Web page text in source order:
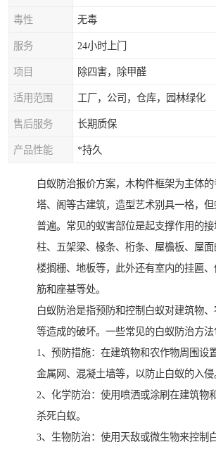
毒性 无毒
服务 24小时上门
项目 除四害，除甲醛
适用范围 工厂，公司，仓库，园林绿化
售后服务 长期质保
产品性能 *持久
白蚁防治报价方案，木构件框架为主体的
塔、阁等古建筑，造型艺术别具一格，
普遍。常见的蚁害部位是起支撑作用的
柱、五架梁、椽条、桁条、屋檐板、屋面
楼搁栅、地板等，此外还有室内的挂匾
筋和座基等处。
白蚁防治是指预防和控制白蚁对建筑物
等造成的破坏。一些常见的白蚁防治方法
1、预防措施：在建筑物和农作物周围设
金属网、混凝土墙等，以防止白蚁的入侵
2、化学防治：使用喷洒或涂刷在建筑物
杀死白蚁。
3、生物防治：使用天敌或微生物来控制